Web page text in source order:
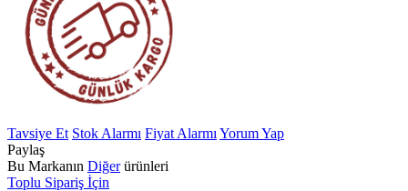
Tavsiye Et Stok Alarmı Fiyat Alarmı Yorum Yap
Paylaş
Bu Markanın Diğerürünleri
Toplu Sipariş İçin